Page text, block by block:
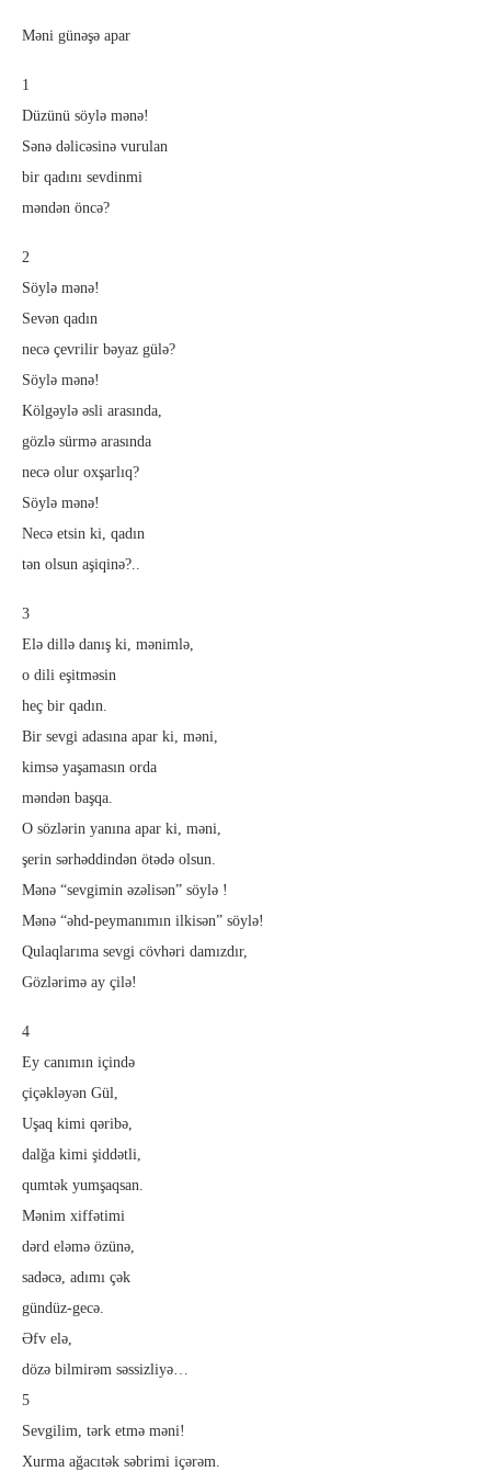
Məni günəşə apar
1
Düzünü söylə mənə!
Sənə dəlicəsinə vurulan
bir qadını sevdinmi
məndən öncə?
2
Söylə mənə!
Sevən qadın
necə çevrilir bəyaz gülə?
Söylə mənə!
Kölgəylə əsli arasında,
gözlə sürmə arasında
necə olur oxşarlıq?
Söylə mənə!
Necə etsin ki, qadın
tən olsun aşiqinə?..
3
Elə dillə danış ki, mənimlə,
o dili eşitməsin
heç bir qadın.
Bir sevgi adasına apar ki, məni,
kimsə yaşamasın orda
məndən başqa.
O sözlərin yanına apar ki, məni,
şerin sərhəddindən ötədə olsun.
Mənə “sevgimin əzəlisən” söylə !
Mənə “əhd-peymanımın ilkisən” söylə!
Qulaqlarıma sevgi cövhəri damızdır,
Gözlərimə ay çilə!
4
Ey canımın içində
çiçəkləyən Gül,
Uşaq kimi qəribə,
dalğa kimi şiddətli,
qumtək yumşaqsan.
Mənim xiffətimi
dərd eləmə özünə,
sadəcə, adımı çək
gündüz-gecə.
Əfv elə,
dözə bilmirəm səssizliyə…
5
Sevgilim, tərk etmə məni!
Xurma ağacıtək səbrimi içərəm.